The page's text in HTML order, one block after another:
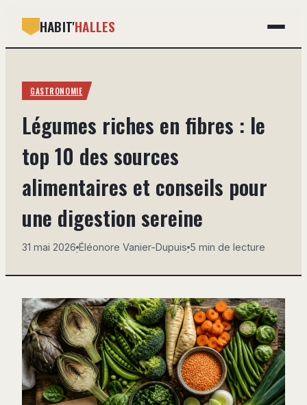
HABIT'HALLES
BRICOLAGE
DÉCO
IMMOBILIER
MAISON
GASTRONOMIE
Légumes riches en fibres : le
top 10 des sources
alimentaires et conseils pour
une digestion sereine
31 mai 2026·Éléonore Vanier-Dupuis·5 min de lecture